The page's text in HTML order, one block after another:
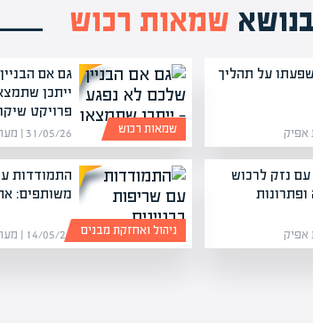
שמאות רכוש
על תהליך
גם אם
ייתכן
פרויקט
31/05/26 | מערכת אפיק שמאות רכוש
נזק לרכוש
התמודדות
משותפים:
14/05/26 | מערכת אפיק ניהול ואחזקת מבנים